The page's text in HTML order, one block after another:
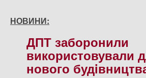
НОВИНИ:
ДПТ заборонили
використовували
нового